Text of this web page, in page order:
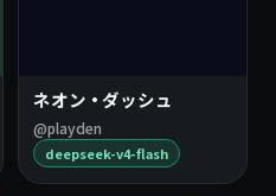
ネオン・ダッシュ
@playden
deepseek-v4-flash